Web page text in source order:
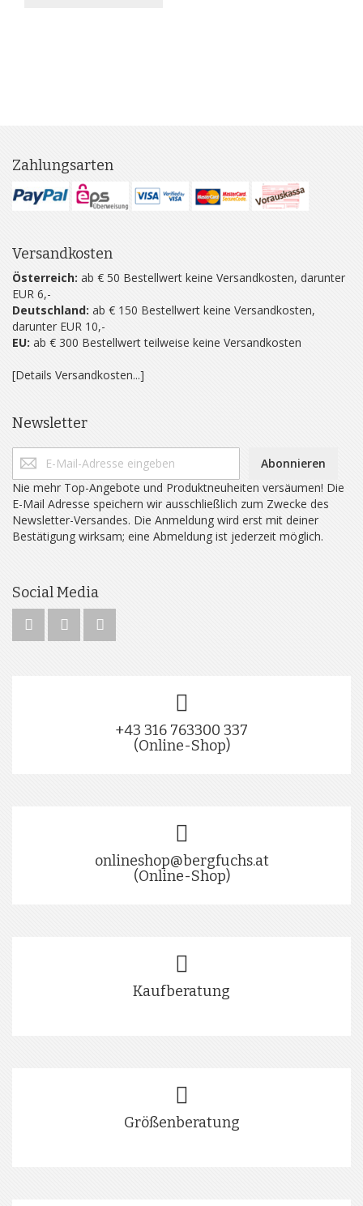
Zahlungsarten
Versandkosten
Österreich: ab € 50 Bestellwert keine Versandkosten, darunter
EUR 6,-
Deutschland: ab € 150 Bestellwert keine Versandkosten,
darunter EUR 10,-
EU: ab € 300 Bestellwert teilweise keine Versandkosten
[Details Versandkosten...]
Newsletter
Abonnieren
Nie mehr Top-Angebote und Produktneuheiten versäumen! Die
E-Mail Adresse speichern wir ausschließlich zum Zwecke des
Newsletter-Versandes. Die Anmeldung wird erst mit deiner
Bestätigung wirksam; eine Abmeldung ist jederzeit möglich.
Social Media
+43 316 763300 337
(Online-Shop)
onlineshop@bergfuchs.at
(Online-Shop)
Kaufberatung
Größenberatung